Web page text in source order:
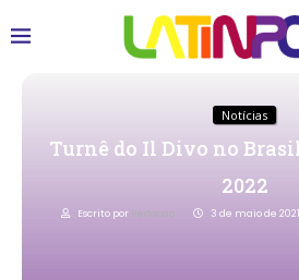
Notícias
Turnê do Il Divo no
2022
Escrito por Redacao 3 de maio de 2021